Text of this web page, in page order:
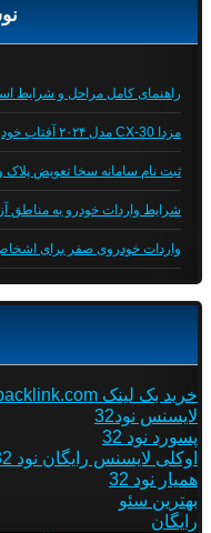
راهنمای کامل مراحل و شرایط اسقاط
مزدا CX-30 مدل ۲۰۲۴ آفتاب خودرو؛ بررسی و مشخصات فنی
ثبت نام سامانه سخا تعویض
شرایط واردات خودرو به مناطق
واردات خودروی صفر برای
خرید بک لینک behtarinbacklink.com
لایسنس نود32
پسورد نود 32
اوکلی لایسنس رایگان نود 32
همیار نود 32
بهترین سئو
رایگان